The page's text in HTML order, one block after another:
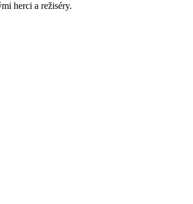
herci a režiséry.